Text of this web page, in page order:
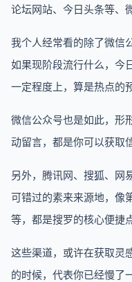
论坛网站、今日头条等、
我个人经常看的除了微信
如果现阶段流行什么，今
一定程度上，算是热点的
微信公众号也是如此，形
动留言，都是你可以获取
另外，腾讯网、搜狐、
可错过的素来来源地，像
等，都是搜罗的核心便捷
这些渠道，或许在获取灵
的时候，代表你已经慢了